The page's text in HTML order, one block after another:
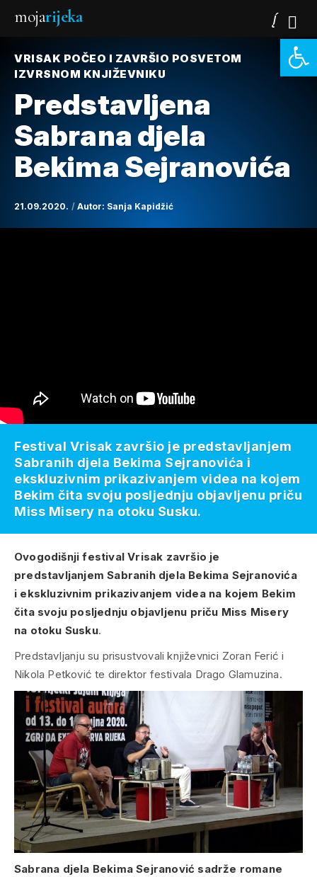
mojarijeka
VRISAK POČEO I ZAVRŠIO POSVETOM
IZVRSNOM KNJIŽEVNIKU
Predstavljena
Sabrana djela
Bekima Sejranovića
21.09.2020. Autor: Sanja Kapidžić
Ovogodišnji festival Vrisak završio je
predstavljanjem Sabranih djela Bekima Sejranovića
i ekskluzivnim prikazivanjem videa na kojem Bekim
čita svoju posljednju objavljenu priču Miss Misery
na otoku Susku.
Predstavljanju su prisustvovali književnici Zoran Ferić i
Nikola Petković te direktor festivala Drago Glamuzina.
Sabrana djela Bekima Sejranović sadrže romane
Festival Vrisak završio je predstavljanjem
Sabranih djela Bekima Sejranovića i
ekskluzivnim prikazivanjem videa na kojem
Bekim čita svoju posljednju objavljenu priču
Miss Misery na otoku Susku.